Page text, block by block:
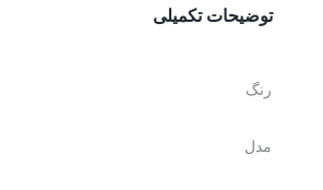
توضیحات تکمیلی
رنگ
مدل